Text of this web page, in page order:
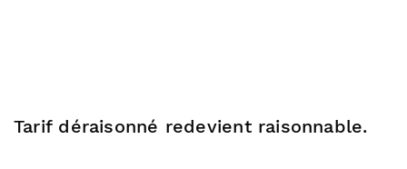
Tarif déraisonné redevient raisonnable.